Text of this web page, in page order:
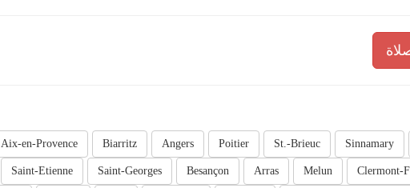
Sinnamary
St.-Brieuc
Poitier
Angers
Biarritz
Aix-en-Provence
Clermont-
Melun
Arras
Besançon
Saint-Georges
Saint-Etienne